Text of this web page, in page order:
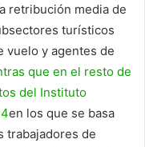
retribución media de
turísticos
vuelo y agentes de
que en el resto de
del Instituto
en los que se basa
trabajadores de